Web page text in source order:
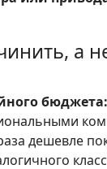
а
бюджета:
дешевле